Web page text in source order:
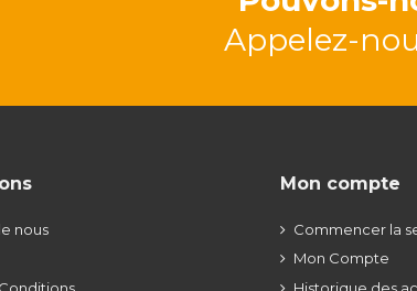
Appelez-
nous
Mon compte
Commencer la
Mon Compte